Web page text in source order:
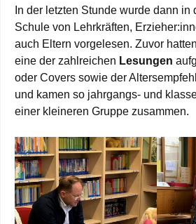
In der letzten Stunde wurde dann in
Schule von Lehrkräften,
auch Eltern vorgelesen. Zuvor
eine der zahlreichen Lesungen
oder Covers sowie der
und kamen so jahrgangs- und
einer kleineren Gruppe zusammen.